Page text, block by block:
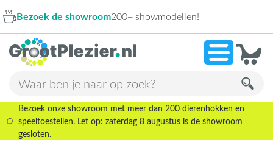
showroom200+ showmodellen!
Bezoek onze showroom met meer dan 200 dierenhokken en
speeltoestellen. Let op: zaterdag 8 augustus is de showroom
gesloten.